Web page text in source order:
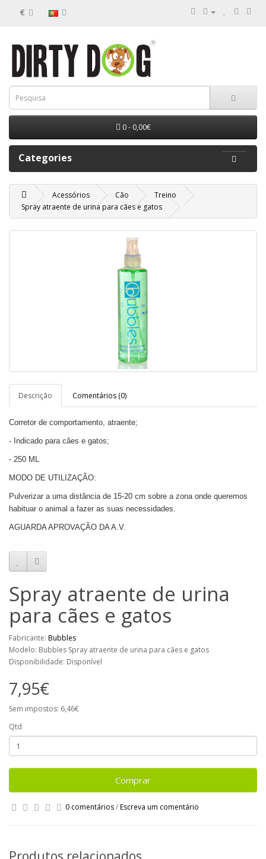
€
0 - 0,00€
Categories
Acessórios Cão
Treino
Spray atraente de urina para cães e gatos
Descrição Comentários (0)
Corretor de comportamento, atraente;
- Indicado para cães e gatos;
- 250 ML
MODO DE UTILIZAÇÃO:
Pulverizar a uma distância de 15-20 cm sobre a zona onde queremos
habituar o animal a fazer as suas necessidades.
AGUARDA APROVAÇÃO DA A.V.
Spray atraente de urina
para cães e gatos
Fabricante: Bubbles
Modelo: Bubbles Spray atraente de urina para cães e gatos
Disponibilidade: Disponível
7,95€
Sem impostos: 6,46€
Qtd
Comprar
0 comentários/Escreva um comentário